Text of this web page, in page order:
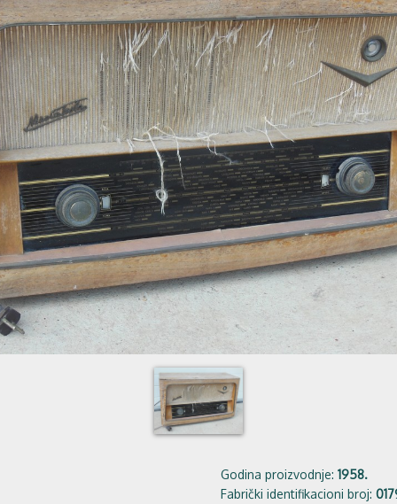
Godina proizvodnje: 1958.
Fabrički identifikacioni broj: